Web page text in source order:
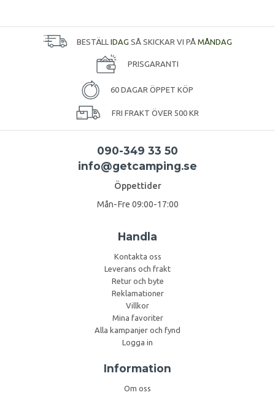
BESTÄLL IDAG SÅ SKICKAR VI PÅ MÅNDAG
PRISGARANTI
60 DAGAR ÖPPET KÖP
FRI FRAKT ÖVER 500 KR
090-349 33 50
info@getcamping.se
Öppettider
Mån-Fre 09:00-17:00
Handla
Kontakta oss
Leverans och frakt
Retur och byte
Reklamationer
Villkor
Mina favoriter
Alla kampanjer och fynd
Logga in
Information
Om oss